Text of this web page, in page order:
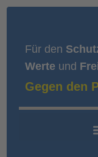
Für den
Werte und
Gegen den